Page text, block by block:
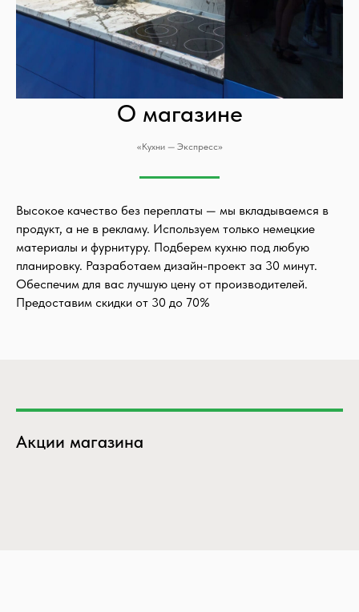
О магазине
«Кухни — Экспресс»
Высокое качество без переплаты — мы вкладываемся в
продукт, а не в рекламу. Используем только немецкие
материалы и фурнитуру. Подберем кухню под любую
планировку. Разработаем дизайн-проект за 30 минут.
Обеспечим для вас лучшую цену от производителей.
Предоставим скидки от 30 до 70%
Акции магазина